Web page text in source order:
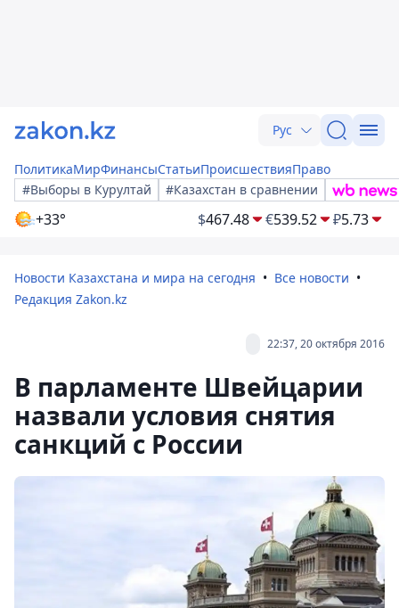
Рус
ПолитикаМирФинансыСтатьиПроисшествияПраво
#Выборы в Курултай
#Казахстан в сравнении
+33° $467.48 €539.52 ₽5.73
Новости Казахстана и мира на сегодня
Все новости
Редакция Zakon.kz
22:37, 20 октября 2016
В парламенте Швейцарии
назвали условия снятия
санкций с России